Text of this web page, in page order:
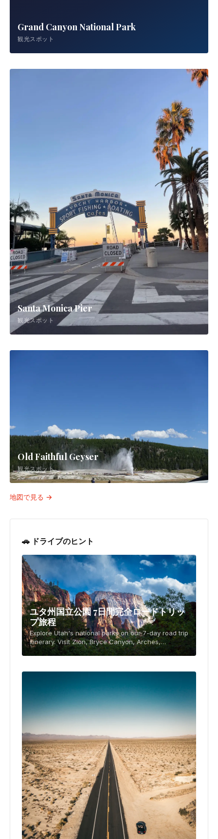
Grand Canyon National Park
観光スポット
Santa Monica Pier
観光スポット
Old Faithful Geyser
観光スポット
地図で見る →
🚗 ドライブのヒント
ユタ州国立公園 7日間完全ロードトリッ
プ旅程
Explore Utah's national parks on our 7-day road trip
itinerary. Visit Zion, Bryce Canyon, Arches,
Canyonlands and Capitol Reef with our expert